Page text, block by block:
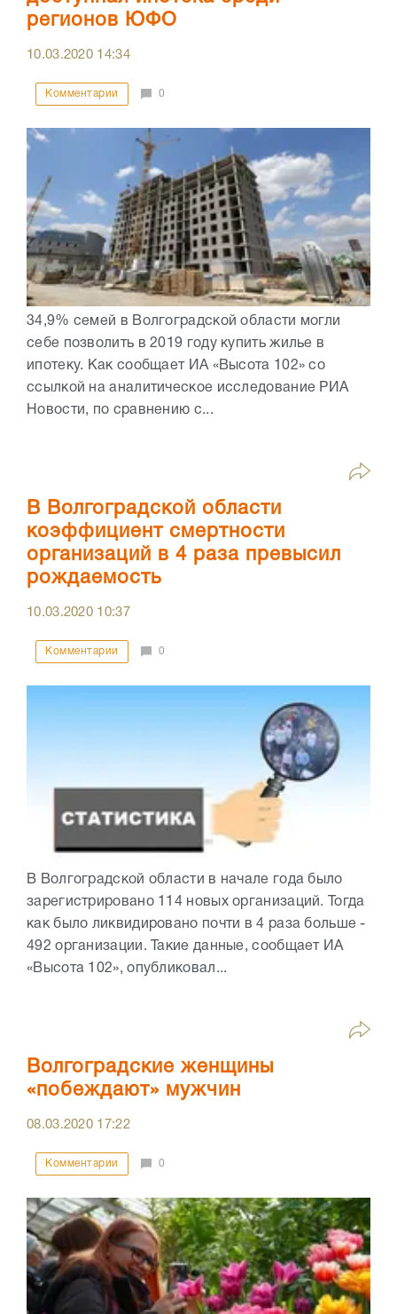
регионов ЮФО
10.03.2020 14:34
Комментарии 0
34,9% семей в Волгоградской области могли
себе позволить в 2019 году купить жилье в
ипотеку. Как сообщает ИА «Высота 102» со
ссылкой на аналитическое исследование РИА
Новости, по сравнению с...
В Волгоградской области
коэффициент смертности
организаций в 4 раза превысил
рождаемость
10.03.2020 10:37
Комментарии 0
В Волгоградской области в начале года было
зарегистрировано 114 новых организаций. Тогда
как было ликвидировано почти в 4 раза больше -
492 организации. Такие данные, сообщает ИА
«Высота 102», опубликовал...
Волгоградские женщины
«побеждают» мужчин
08.03.2020 17:22
Комментарии 0